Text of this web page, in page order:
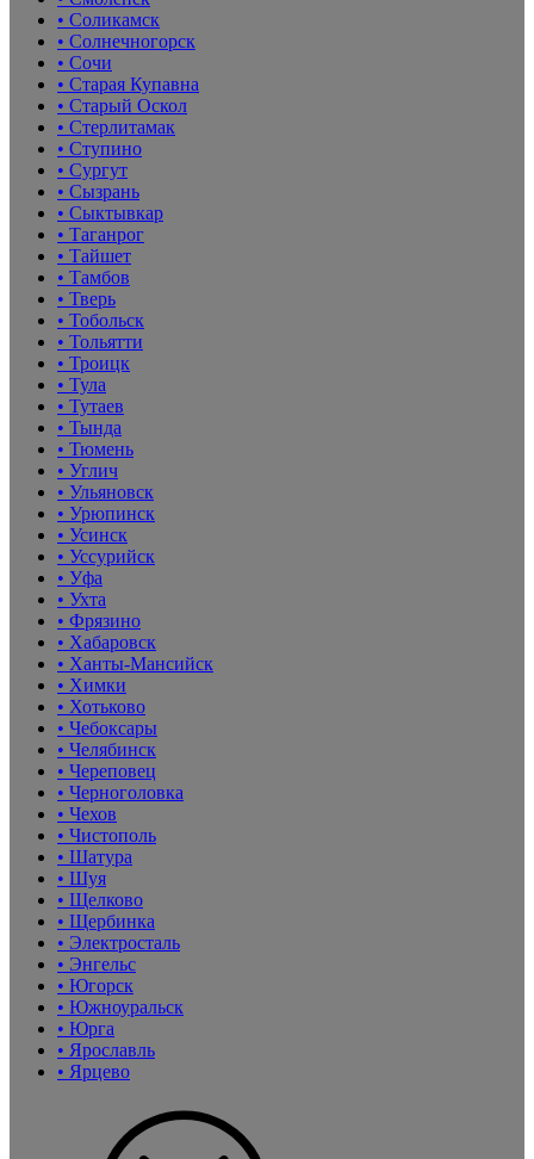
• Соликамск
• Солнечногорск
• Сочи
• Старая Купавна
• Старый Оскол
• Стерлитамак
• Ступино
• Сургут
• Сызрань
• Сыктывкар
• Таганрог
• Тайшет
• Тамбов
• Тверь
• Тобольск
• Тольятти
• Троицк
• Тула
• Тутаев
• Тында
• Тюмень
• Углич
• Ульяновск
• Урюпинск
• Усинск
• Уссурийск
• Уфа
• Ухта
• Фрязино
• Хабаровск
• Ханты-Мансийск
• Химки
• Хотьково
• Чебоксары
• Челябинск
• Череповец
• Черноголовка
• Чехов
• Чистополь
• Шатура
• Шуя
• Щелково
• Щербинка
• Электросталь
• Энгельс
• Югорск
• Южноуральск
• Юрга
• Ярославль
• Ярцево